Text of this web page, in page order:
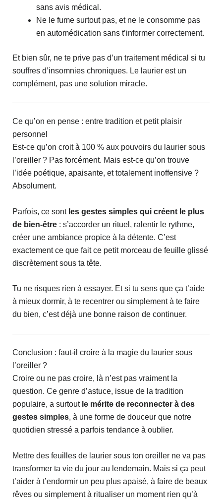
sans avis médical.
Ne le fume surtout pas, et ne le consomme pas
en automédication sans t’informer correctement.
Et bien sûr, ne te prive pas d’un traitement médical si tu
souffres d’insomnies chroniques. Le laurier est un
complément, pas une solution miracle.
Ce qu’on en pense : entre tradition et petit plaisir
personnel
Est-ce qu’on croit à 100 % aux pouvoirs du laurier sous
l’oreiller ? Pas forcément. Mais est-ce qu’on trouve
l’idée poétique, apaisante, et totalement inoffensive ?
Absolument.
Parfois, ce sont les gestes simples qui créent le plus
de bien-être: s’accorder un rituel, ralentir le rythme,
créer une ambiance propice à la détente. C’est
exactement ce que fait ce petit morceau de feuille glissé
discrètement sous ta tête.
Tu ne risques rien à essayer. Et si tu sens que ça t’aide
à mieux dormir, à te recentrer ou simplement à te faire
du bien, c’est déjà une bonne raison de continuer.
Conclusion : faut-il croire à la magie du laurier sous
l’oreiller ?
Croire ou ne pas croire, là n’est pas vraiment la
question. Ce genre d’astuce, issue de la tradition
populaire, a surtout le mérite de reconnecter à des
gestes simples, à une forme de douceur que notre
quotidien stressé a parfois tendance à oublier.
Mettre des feuilles de laurier sous ton oreiller ne va pas
transformer ta vie du jour au lendemain. Mais si ça peut
t’aider à t’endormir un peu plus apaisé, à faire de beaux
rêves ou simplement à ritualiser un moment rien qu’à